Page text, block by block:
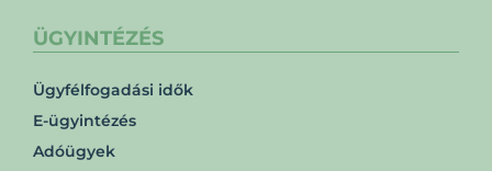
ÜGYINTÉZÉS
Ügyfélfogadási idők
E-ügyintézés
Adóügyek